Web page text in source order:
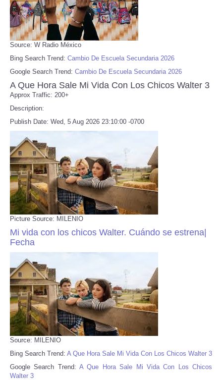
Source: W Radio México
Bing Search Trend: Cambio De Escuela Secundaria 2026
Google Search Trend: Cambio De Escuela Secundaria 2026
A Que Hora Sale Mi Vida Con Los Chicos Walter 3
Approx Traffic: 200+
Description:
Publish Date: Wed, 5 Aug 2026 23:10:00 -0700
Picture Source: MILENIO
Mi vida con los chicos Walter. Cuándo se estrena|
Fecha
Source: MILENIO
Bing Search Trend: A Que Hora Sale Mi Vida Con Los Chicos Walter 3
Google Search Trend:A Que Hora Sale Mi Vida Con Los Chicos
Walter 3